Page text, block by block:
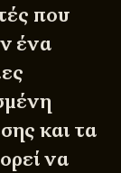
που
ένα
και τα
να